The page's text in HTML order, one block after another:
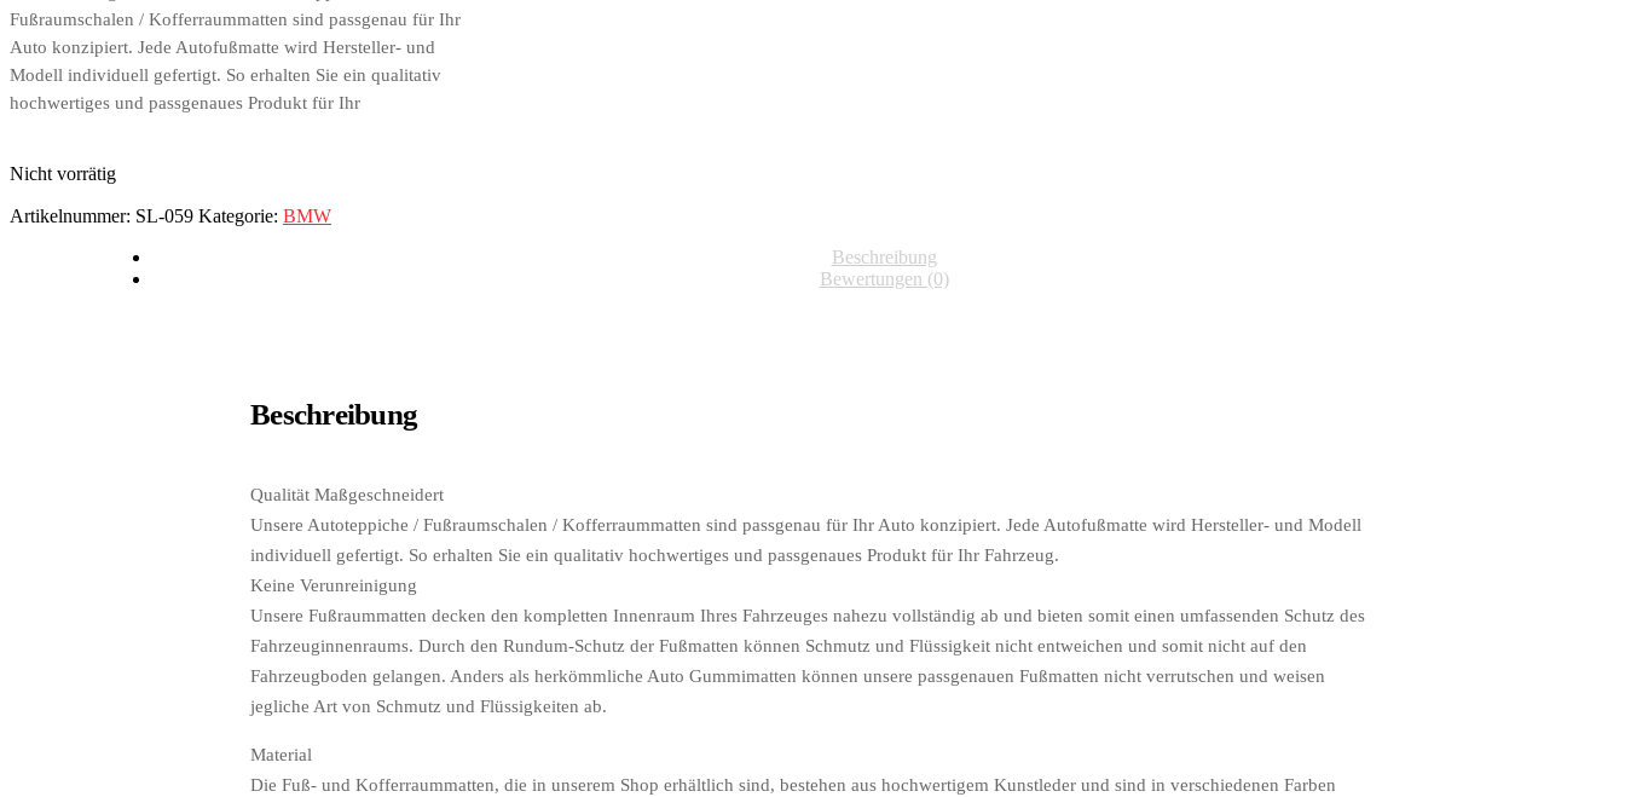
Fußraumschalen / Kofferraummatten sind passgenau für Ihr
Auto konzipiert. Jede Autofußmatte wird Hersteller- und
Modell individuell gefertigt. So erhalten Sie ein qualitativ
hochwertiges und passgenaues Produkt für Ihr
Nicht vorrätig
Artikelnummer: SL-059 Kategorie: BMW
Beschreibung
Bewertungen (0)
Beschreibung
Qualität Maßgeschneidert
Unsere Autoteppiche / Fußraumschalen / Kofferraummatten sind passgenau für Ihr Auto konzipiert. Jede Autofußmatte wird Hersteller- und Modell
individuell gefertigt. So erhalten Sie ein qualitativ hochwertiges und passgenaues Produkt für Ihr Fahrzeug.
Keine Verunreinigung
Unsere Fußraummatten decken den kompletten Innenraum Ihres Fahrzeuges nahezu vollständig ab und bieten somit einen umfassenden Schutz des
Fahrzeuginnenraums. Durch den Rundum-Schutz der Fußmatten können Schmutz und Flüssigkeit nicht entweichen und somit nicht auf den
Fahrzeugboden gelangen. Anders als herkömmliche Auto Gummimatten können unsere passgenauen Fußmatten nicht verrutschen und weisen
jegliche Art von Schmutz und Flüssigkeiten ab.
Material
Die Fuß- und Kofferraummatten, die in unserem Shop erhältlich sind, bestehen aus hochwertigem Kunstleder und sind in verschiedenen Farben